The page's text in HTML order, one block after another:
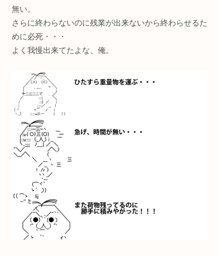
無い。
さらに終わらないのに残業が出来ないから終わらせるた
めに必死・・・
よく我慢出来てたよな、俺。